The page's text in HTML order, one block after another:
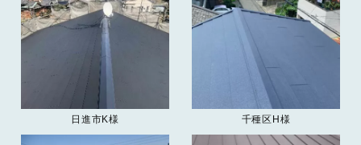
日進市K様 千種区H様